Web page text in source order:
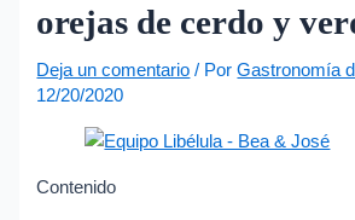
orejas de cerdo y
Deja un comentario / PorGastronomía
12/20/2020
Contenido